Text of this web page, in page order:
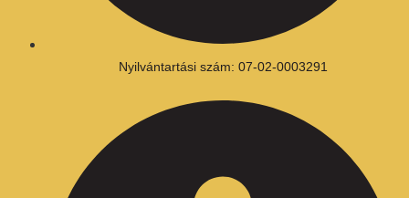
Nyilvántartási szám: 07-02-0003291